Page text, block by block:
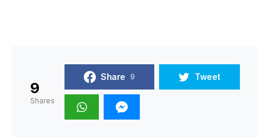
9
Shares
Share 9 Tweet